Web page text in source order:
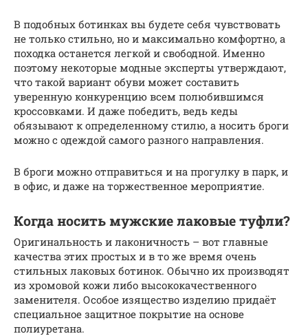
В подобных ботинках вы будете себя чувствовать
не только стильно, но и максимально комфортно, а
походка останется легкой и свободной. Именно
поэтому некоторые модные эксперты утверждают,
что такой вариант обуви может составить
уверенную конкуренцию всем полюбившимся
кроссовками. И даже победить, ведь кеды
обязывают к определенному стилю, а носить броги
можно с одеждой самого разного направления.
В броги можно отправиться и на прогулку в парк, и
в офис, и даже на торжественное мероприятие.
Когда носить мужские лаковые туфли?
Оригинальность и лаконичность – вот главные
качества этих простых и в то же время очень
стильных лаковых ботинок. Обычно их производят
из хромовой кожи либо высококачественного
заменителя. Особое изящество изделию придаёт
специальное защитное покрытие на основе
полиуретана.